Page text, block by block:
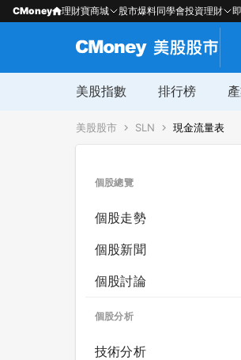
CMoney 理財寶商城 股市爆料同學會投資理財
美股指數 排行榜
美股股市 SLN 現金流量表
個股總覽
個股走勢
個股新聞
個股討論
個股分析
技術分析